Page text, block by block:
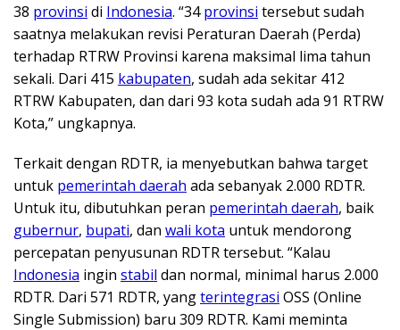
38 provinsi di Indonesia. “34provinsi tersebut sudah
saatnya melakukan revisi Peraturan Daerah (Perda)
terhadap RTRW Provinsi karena maksimal lima tahun
sekali. Dari 415 kabupaten, sudah ada sekitar 412
RTRW Kabupaten, dan dari 93 kota sudah ada 91 RTRW
Kota,” ungkapnya.
Terkait dengan RDTR, ia menyebutkan bahwa target
untuk pemerintah daerah ada sebanyak 2.000 RDTR.
Untuk itu, dibutuhkan peran pemerintah daerah, baik
gubernur, bupati, dan wali kota untuk mendorong
percepatan penyusunan RDTR tersebut. “Kalau
Indonesia ingin stabil dan normal, minimal harus 2.000
RDTR. Dari 571 RDTR, yangterintegrasi OSS (Online
Single Submission) baru 309 RDTR. Kami meminta